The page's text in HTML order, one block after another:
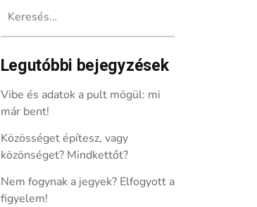
Legutóbbi bejegyzések
Vibe és adatok a pult mögül: mi
már bent!
Közösséget építesz, vagy
közönséget? Mindkettőt?
Nem fogynak a jegyek? Elfogyott a
figyelem!